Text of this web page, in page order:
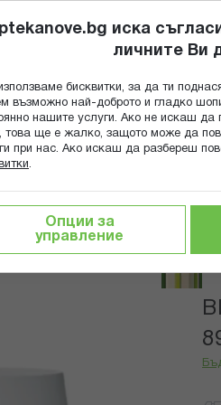
ГРИЖА ЗА МАЙКАТА И
за лице
иска
личните Ви
бисквитки, за да ти
възможно най-доброто и гладко
нашите услуги. Ако не искаш да
това ще е жалко, защото може да
при нас. Ако искаш да разбереш
.
Опции за
управление